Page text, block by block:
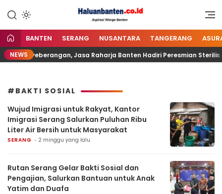
konten
Haluan Banten
Aspirasi Warga Banten
BANTEN SERANG NUSANTARA TANGERANG
NEWS
Penyeberangan, Jasa Raharja Banten Hadiri Peresmian
#BAKTI SOSIAL
Wujud Imigrasi untuk Rakyat, Kantor
Imigrasi Serang Salurkan Puluhan Ribu
Liter Air Bersih untuk Masyarakat
SERANG 2 minggu yang lalu
Rutan Serang Gelar Bakti Sosial dan
Pengajian, Salurkan Bantuan untuk Anak
Yatim dan Duafa